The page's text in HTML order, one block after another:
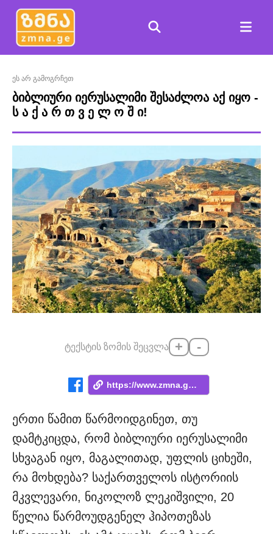
ეს არ გამოგრჩეთ
ბიბლიური იერუსალიმი შესაძლოა აქ იყო -
ს ა ქ ა რ თ ვ ე ლ ო შ ი!
ტექსტის ზომის შეცვლა + -
https://www.zmna.ge/news/bibliuri-ierusa...
ერთი წამით წარმოიდგინეთ, თუ
დამტკიცდა, რომ ბიბლიური იერუსალიმი
სხვაგან იყო, მაგალითად, უფლის ციხეში,
რა მოხდება? საქართველოს ისტორიის
მკვლევარი, ნიკოლოზ ლეკიშვილი, 20
წელია წარმოუდგენელ ჰიპოთეზას